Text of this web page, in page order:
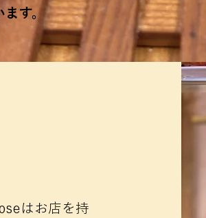
ます。
はお店を持